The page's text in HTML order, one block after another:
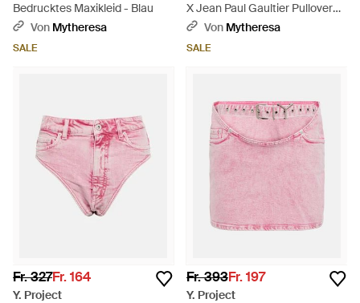
Bedrucktes Maxikleid - Blau
Von Mytheresa
SALE
X Jean Paul Gaultier Pullover
Trompe L'Oil - Pink
Von Mytheresa
SALE
Fr. 327Fr. 164
Y. Project
Fr. 393Fr. 197
Y. Project